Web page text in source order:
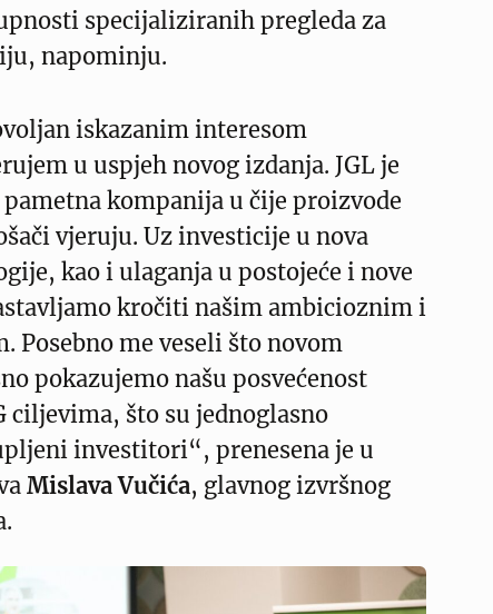
specijaliziranih pregleda za
napominju.
iskazanim interesom
u uspjeh novog izdanja. JGL je
kompanija u čije proizvode
vjeruju. Uz investicije u nova
kao i ulaganja u postojeće i nove
kročiti našim ambicioznim i
Posebno me veseli što novom
pokazujemo našu posvećenost
ciljevima, što su jednoglasno
investitori“, prenesena je u
Mislava Vučića, glavnog izvršnog